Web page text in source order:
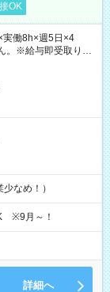
OK
働8h×週5日×4
。※給与即受取りサ
なめ！）
※9月～！
詳細へ